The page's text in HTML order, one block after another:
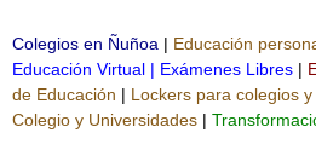
Colegios en Ñuñoa | Educación
Educación Virtual | Exámenes Libres |
de Educación | Lockers para colegios
Colegio y Universidades |